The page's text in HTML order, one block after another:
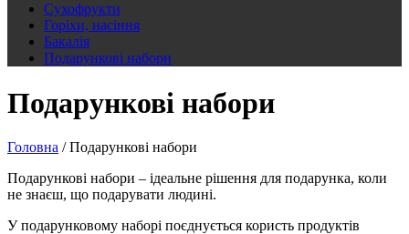
Сухофрукти
Горіхи, насіння
Бакалія
Подарункові набори
Подарункові набори
Головна / Подарункові набори
Подарункові набори – ідеальне рішення для подарунка, коли
не знаєш, що подарувати людині.
У подарунковому наборі поєднується користь продуктів